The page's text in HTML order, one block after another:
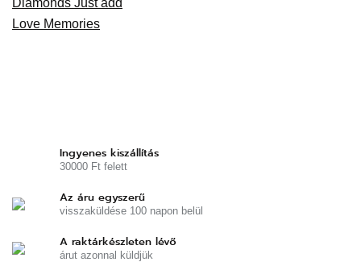
Ingyenes kiszállítás
30000 Ft felett
Az áru egyszerű
visszaküldése 100 napon belül
A raktárkészleten lévő
árut azonnal küldjük